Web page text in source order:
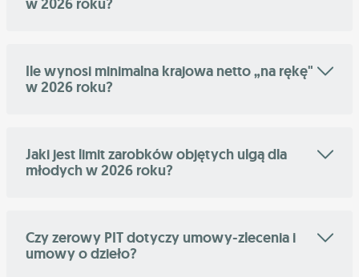
w 2026 roku?
Ile wynosi minimalna krajowa netto „na rękę"
w 2026 roku?
Jaki jest limit zarobków objętych ulgą dla
młodych w 2026 roku?
Czy zerowy PIT dotyczy umowy-zlecenia i
umowy o dzieło?